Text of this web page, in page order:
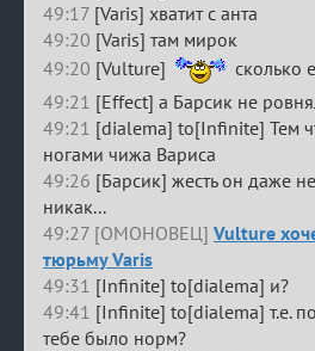
49:17 [Varis] хватит с анта
49:20 [Varis] там мирок
49:20 [Vulture]
сколько
49:21 [Effect] а Барсик не
49:21 [dialema] to[Infinite] Тем
ногами чижа Вариса
49:26 [Барсик] жесть он даже
никак...
49:27 [ОМОНОВЕЦ] Vulture
тюрьму Varis
49:31 [Infinite] to[dialema] и?
49:41 [Infinite] to[dialema] т.е.
тебе было норм?